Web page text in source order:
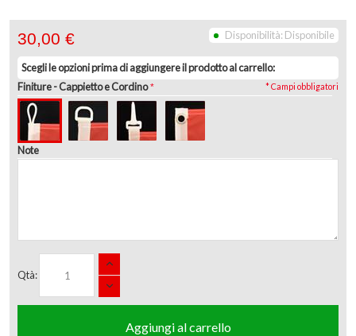
Disponibilità: Disponibile
30,00 €
Scegli le opzioni prima di aggiungere il prodotto al carrello:
Finiture- Cappietto e Cordino
Note
* Campi obbligatori
Qtà:
Aggiungi al carrello